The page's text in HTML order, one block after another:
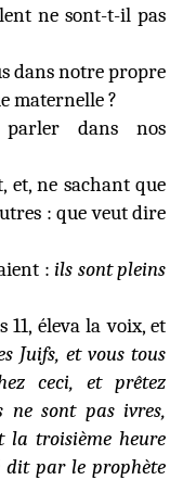
ne sont-t-il pas
dans notre propre
maternelle ?
parler dans nos
et, ne sachant que
: que veut dire
:ils sont pleins
11, éleva la voix, et
Juifs, et vous tous
ceci, et prêtez
ne sont pas ivres,
la troisième heure
dit par le prophète